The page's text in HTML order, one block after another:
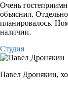
Очень
объяснил.
планировалось.
наличии.
Студия
Павел Дронякин,